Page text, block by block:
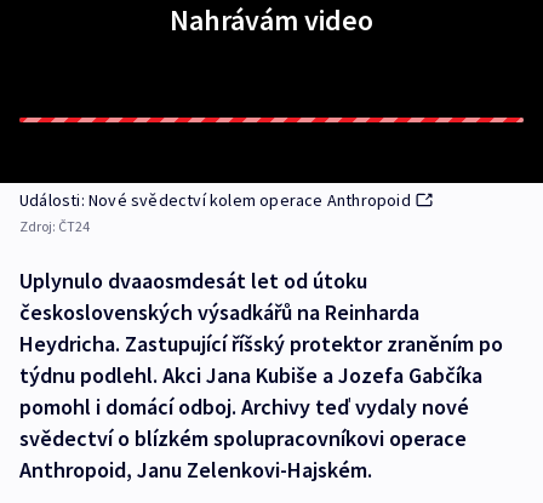
Nahrávám video
Události: Nové svědectví kolem operace Anthropoid
Zdroj: ČT24
Uplynulo dvaaosmdesát let od útoku
československých výsadkářů na Reinharda
Heydricha. Zastupující říšský protektor zraněním po
týdnu podlehl. Akci Jana Kubiše a Jozefa Gabčíka
pomohl i domácí odboj. Archivy teď vydaly nové
svědectví o blízkém spolupracovníkovi operace
Anthropoid, Janu Zelenkovi-Hajském.